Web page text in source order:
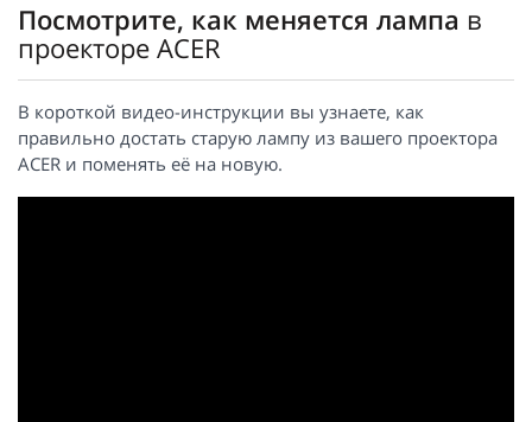
Посмотрите, как меняется лампа в
проекторе ACER
В короткой видео-инструкции вы узнаете, как
правильно достать старую лампу из вашего проектора
ACER и поменять её на новую.